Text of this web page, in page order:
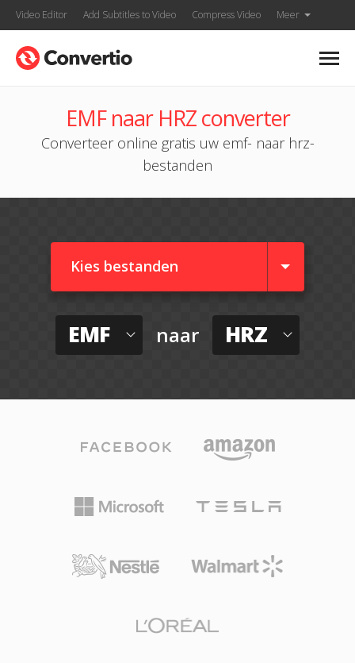
Video Editor Add Subtitles to Video Compress Video Meer
EMF naar HRZ converter
Converteer online gratis uw emf- naar hrz-
bestanden
Kies bestanden
EMF naar HRZ